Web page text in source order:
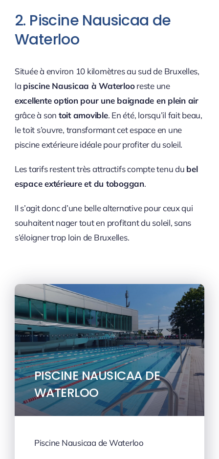
2. Piscine Nausicaa de
Waterloo
Située à environ 10 kilomètres au sud de Bruxelles,
la piscine Nausicaa à Waterlooreste une
excellente option pour une baignade en plein air
grâce à son toit amovible. En été, lorsqu’il fait beau,
le toit s’ouvre, transformant cet espace en une
piscine extérieure idéale pour profiter du soleil.
Les tarifs restent très attractifs compte tenu du bel
espace extérieure et du toboggan.
Il s’agit donc d’une belle alternative pour ceux qui
souhaitent nager tout en profitant du soleil, sans
s’éloigner trop loin de Bruxelles.
PISCINE NAUSICAA DE
WATERLOO
Piscine Nausicaa de Waterloo